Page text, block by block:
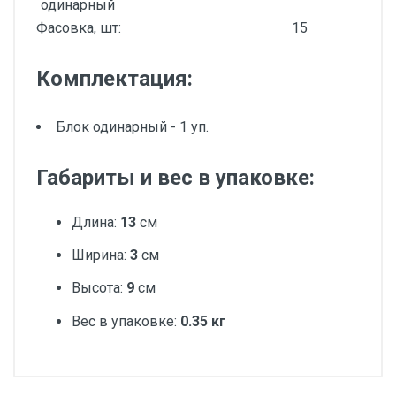
одинарный
Фасовка, шт:
15
Комплектация:
Блок одинарный - 1 уп.
Габариты и вес в упаковке:
Длина: 13 см
Ширина: 3 см
Высота: 9 см
Вес в упаковке: 0.35 кг